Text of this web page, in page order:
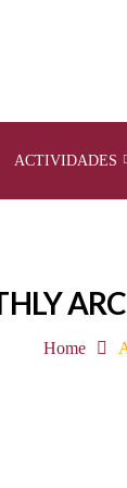
ACTIVIDADES
Home